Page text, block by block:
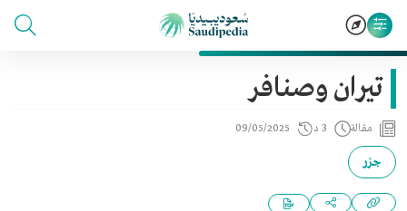
تيران وصنافر
مقالة 3 د 09/05/2025
جزر